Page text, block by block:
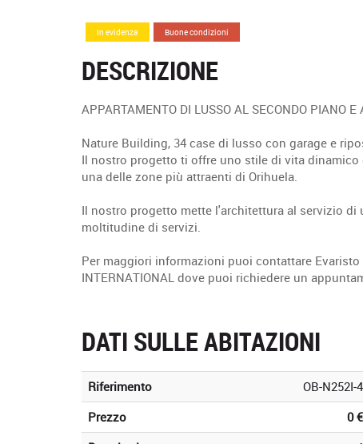
In evidenza Buone condizioni
DESCRIZIONE
APPARTAMENTO DI LUSSO AL SECONDO PIANO E
Nature Building, 34 case di lusso con garage e
Il nostro progetto ti offre uno stile di vita
una delle zone più attraenti di Orihuela.
Il nostro progetto mette l'architettura al servizio
moltitudine di servizi.
Per maggiori informazioni puoi contattare
INTERNATIONAL dove puoi richiedere un
DATI SULLE ABITAZIONI
Riferimento
OB-N252I-4
Prezzo
0 €